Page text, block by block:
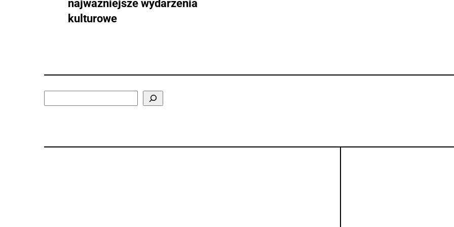
najważniejsze wydarzenia
kulturowe